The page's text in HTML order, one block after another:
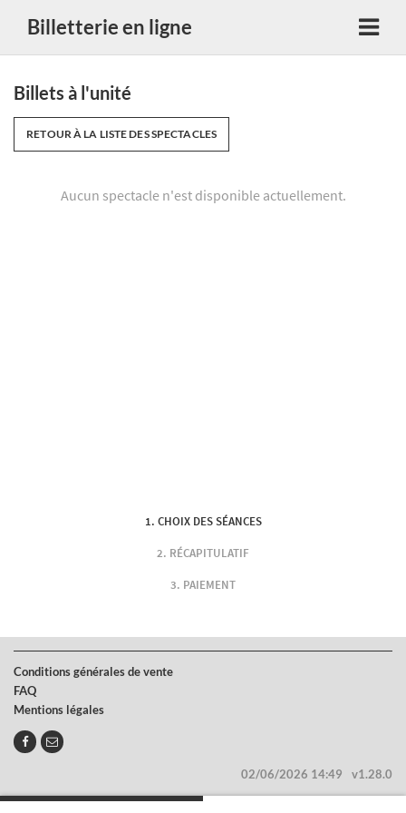
Billetterie en ligne
Billets à l'unité
RETOUR À LA LISTE DES SPECTACLES
Aucun spectacle n'est disponible actuellement.
CHOIX DES SÉANCES
RÉCAPITULATIF
PAIEMENT
Conditions générales de vente
FAQ
Mentions légales
02/06/2026 14:49 v1.28.0